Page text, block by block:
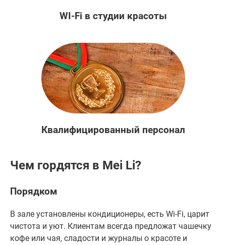
WI-Fi в студии красоты
Квалифицированный персонал
Чем гордятся в Mei Li?
Порядком
В зале установлены кондиционеры, есть Wi-Fi, царит
чистота и уют. Клиентам всегда предложат чашечку
кофе или чая, сладости и журналы о красоте и